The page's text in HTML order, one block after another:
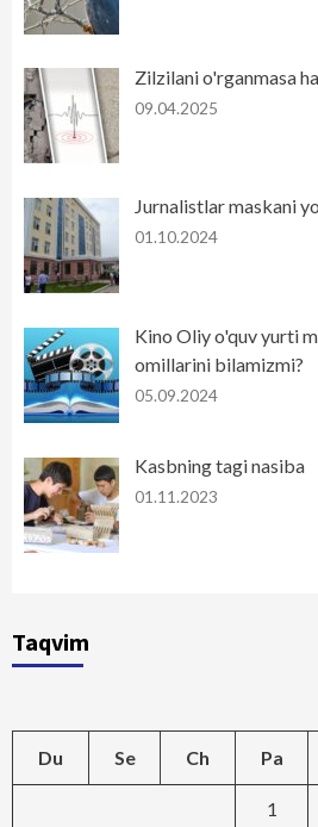
Zilzilani o'rganmasa
09.04.2025
Jurnalistlar maskani
01.10.2024
Kino Oliy o'quv yurti
omillarini bilamizmi?
05.09.2024
Kasbning tagi nasiba
01.11.2023
Taqvim
Du Se Ch Pa
1